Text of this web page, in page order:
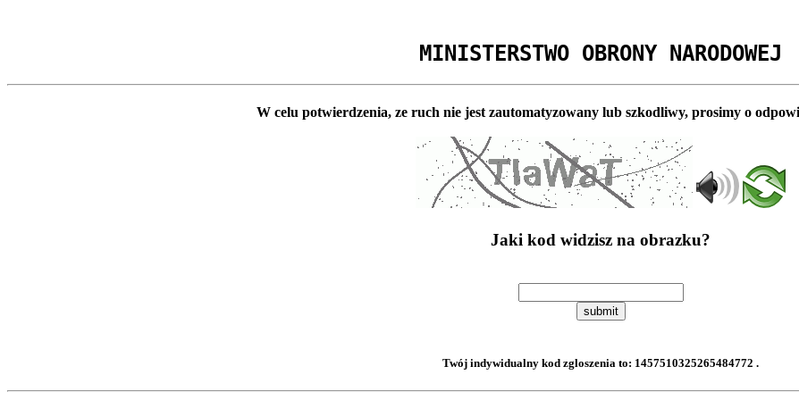
MINISTERSTWO OBRONY NARODOWEJ
W celu potwierdzenia, ze ruch nie jest zautomatyzowany lub szkodliwy, prosimy o
Jaki kod widzisz na obrazku?
submit
Twój indywidualny kod zgloszenia to: 1457510325265484772 .